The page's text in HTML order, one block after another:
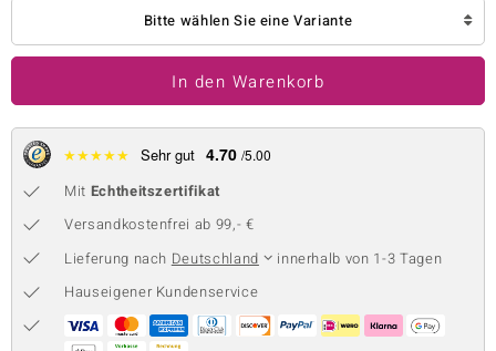
BY DE MELO
Collection
Bitte wählen Sie eine Variante
In den Warenkorb
★★★★★ Sehr gut 4.70 /5.00
Mit Echtheitszertifikat
Versandkostenfrei ab 99,- €
Lieferung nach Deutschland
innerhalb von 1-3 Tagen
Hauseigener Kundenservice